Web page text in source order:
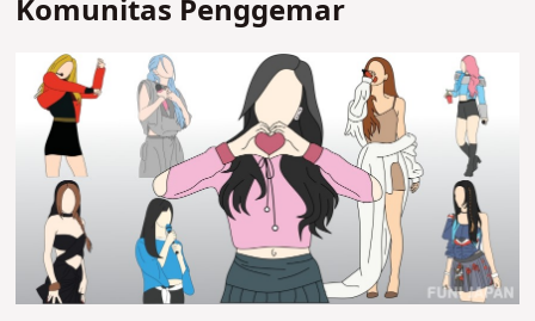
Komunitas Penggemar